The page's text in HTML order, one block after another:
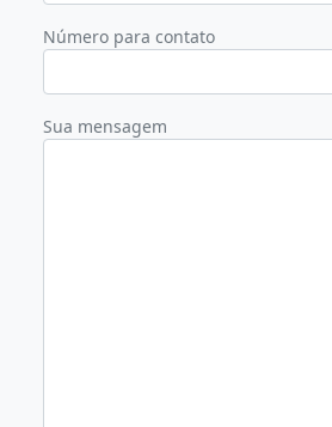
Número para contato
Sua mensagem